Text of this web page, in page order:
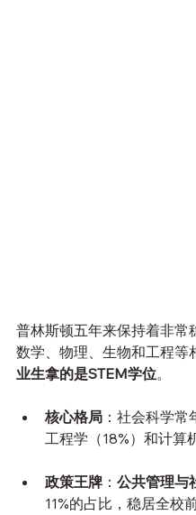
普林斯顿五年来保持着非常
数学、物理、生物和工程等
业生拿的是STEM学位。
核心格局 ：社会科学常
工程学（18%）和计算
政策王牌 ： 公共管理与
11%的占比，稳居全校